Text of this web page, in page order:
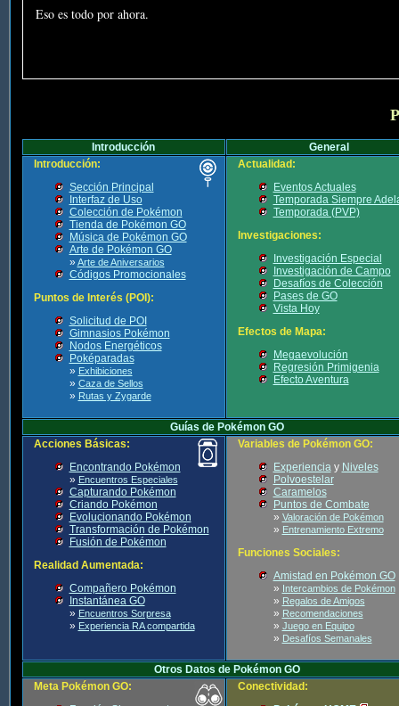
Eso es todo por ahora.
Introducción
General
Introducción:
Sección Principal
Interfaz de Uso
Colección de Pokémon
Tienda de Pokémon GO
Música de Pokémon GO
Arte de Pokémon GO
» Arte de Aniversarios
Códigos Promocionales
Puntos de Interés (POI):
Solicitud de POI
Gimnasios Pokémon
Nodos Energéticos
Poképaradas
» Exhibiciones
» Caza de Sellos
» Rutas y Zygarde
Actualidad:
Eventos Actuales
Temporada Siempre
Temporada (PVP)
Investigaciones:
Investigación Especial
Investigación de Campo
Desafíos de Colección
Pases de GO
Vista Hoy
Efectos de Mapa:
Megaevolución
Regresión Primigenia
Efecto Aventura
Guías de Pokémon GO
Acciones Básicas:
Encontrando Pokémon
» Encuentros Especiales
Capturando Pokémon
Criando Pokémon
Evolucionando Pokémon
Transformación de Pokémon
Fusión de Pokémon
Realidad Aumentada:
Compañero Pokémon
Instantánea GO
» Encuentros Sorpresa
» Experiencia RA compartida
Variables de Pokémon GO:
Experienciay Niveles
Polvoestelar
Caramelos
Puntos de Combate
» Valoración de Pokémon
» Entrenamiento Extremo
Funciones Sociales:
Amistad en Pokémon GO
» Intercambios de Pokémon
» Regalos de Amigos
» Recomendaciones
» Juego en Equipo
» Desafíos Semanales
Otros Datos de Pokémon GO
Meta Pokémon GO:
Conectividad: